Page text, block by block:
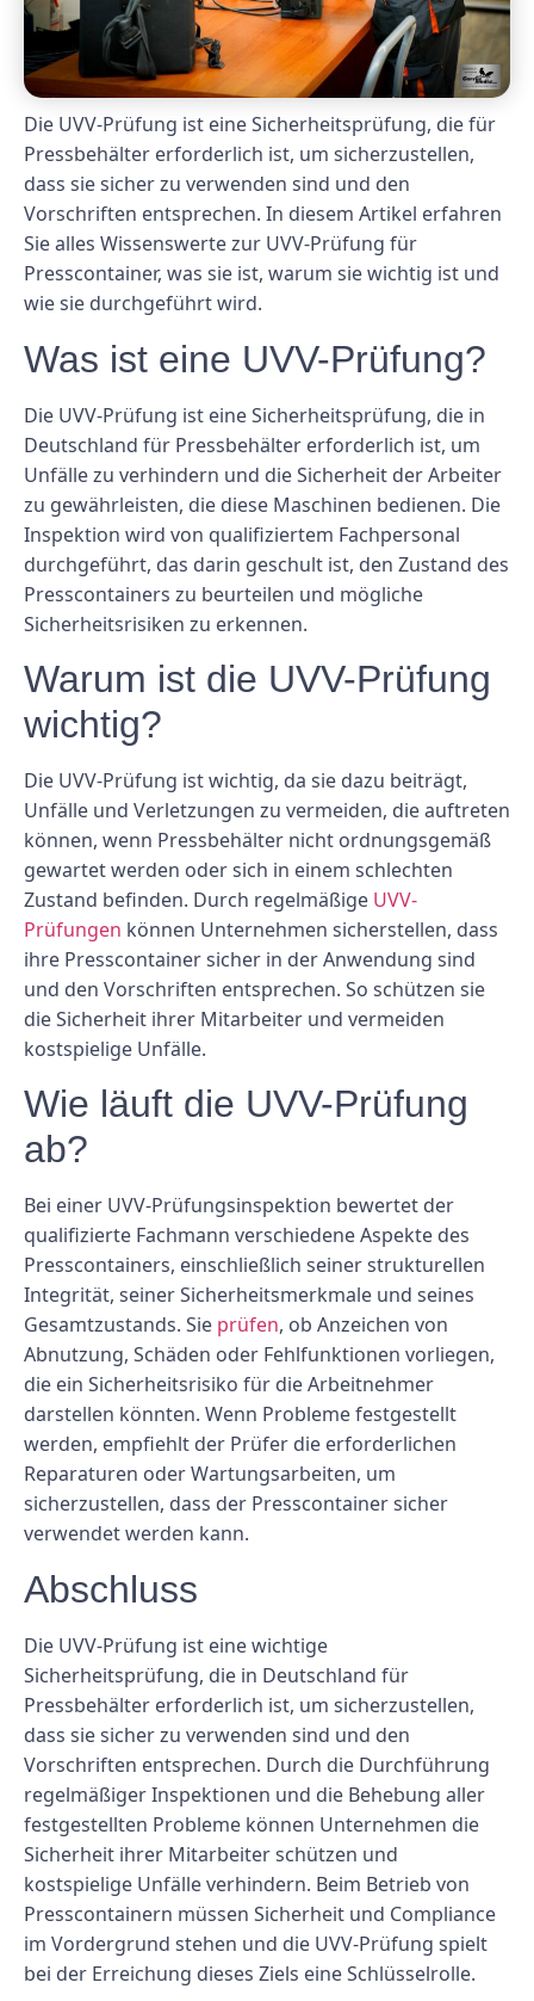
Die UVV-Prüfung ist eine Sicherheitsprüfung, die für
Pressbehälter erforderlich ist, um sicherzustellen,
dass sie sicher zu verwenden sind und den
Vorschriften entsprechen. In diesem Artikel erfahren
Sie alles Wissenswerte zur UVV-Prüfung für
Presscontainer, was sie ist, warum sie wichtig ist und
wie sie durchgeführt wird.
Was ist eine UVV-Prüfung?
Die UVV-Prüfung ist eine Sicherheitsprüfung, die in
Deutschland für Pressbehälter erforderlich ist, um
Unfälle zu verhindern und die Sicherheit der Arbeiter
zu gewährleisten, die diese Maschinen bedienen. Die
Inspektion wird von qualifiziertem Fachpersonal
durchgeführt, das darin geschult ist, den Zustand des
Presscontainers zu beurteilen und mögliche
Sicherheitsrisiken zu erkennen.
Warum ist die UVV-Prüfung
wichtig?
Die UVV-Prüfung ist wichtig, da sie dazu beiträgt,
Unfälle und Verletzungen zu vermeiden, die auftreten
können, wenn Pressbehälter nicht ordnungsgemäß
gewartet werden oder sich in einem schlechten
Zustand befinden. Durch regelmäßige UVV-
Prüfungen können Unternehmen sicherstellen, dass
ihre Presscontainer sicher in der Anwendung sind
und den Vorschriften entsprechen. So schützen sie
die Sicherheit ihrer Mitarbeiter und vermeiden
kostspielige Unfälle.
Wie läuft die UVV-Prüfung
ab?
Bei einer UVV-Prüfungsinspektion bewertet der
qualifizierte Fachmann verschiedene Aspekte des
Presscontainers, einschließlich seiner strukturellen
Integrität, seiner Sicherheitsmerkmale und seines
Gesamtzustands. Sie prüfen, ob Anzeichen von
Abnutzung, Schäden oder Fehlfunktionen vorliegen,
die ein Sicherheitsrisiko für die Arbeitnehmer
darstellen könnten. Wenn Probleme festgestellt
werden, empfiehlt der Prüfer die erforderlichen
Reparaturen oder Wartungsarbeiten, um
sicherzustellen, dass der Presscontainer sicher
verwendet werden kann.
Abschluss
Die UVV-Prüfung ist eine wichtige
Sicherheitsprüfung, die in Deutschland für
Pressbehälter erforderlich ist, um sicherzustellen,
dass sie sicher zu verwenden sind und den
Vorschriften entsprechen. Durch die Durchführung
regelmäßiger Inspektionen und die Behebung aller
festgestellten Probleme können Unternehmen die
Sicherheit ihrer Mitarbeiter schützen und
kostspielige Unfälle verhindern. Beim Betrieb von
Presscontainern müssen Sicherheit und Compliance
im Vordergrund stehen und die UVV-Prüfung spielt
bei der Erreichung dieses Ziels eine Schlüsselrolle.